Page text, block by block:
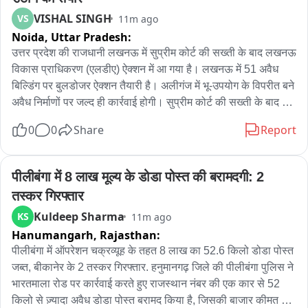
VS VISHAL SINGH 11m ago
Noida, Uttar Pradesh:
उत्तर प्रदेश की राजधानी लखनऊ में सुप्रीम कोर्ट की सख्ती के बाद लखनऊ
विकास प्राधिकरण (एलडीए) ऐक्शन में आ गया है। लखनऊ में 51 अवैध
बिल्डिंग पर बुलडोजर ऐक्शन तैयारी है। अलीगंज में भू-उपयोग के विपरीत बने
अवैध निर्माणों पर जल्द ही कार्रवाई होगी। सुप्रीम कोर्ट की सख्ती के बाद
तहत विहित प्राधिकारी न्यायालय से अवैध निर्माण से सम्बंधित फाइलें
रिपोर्ट प्रस्तुत करते हुए अवगत कराया गया कि अलीगंज क्षेत्र में आवासीय
भू-उपयोग में मानकों के विपरीत बने 51 व्यावसायिक निर्माण चिह्नित किए गए
हैं। न्यायालय ने उक्त समस्त प्रकरणों में की गयी कार्रवाई की स्थिति स्पष्ट
करने के निर्देश दिये हैं। इसके साथ ही सर्वोच्च न्यायालय की टीम शहर में
आकर अलीगंज क्षेत्र में अवैध निर्माणों का सर्वे करेगी।
0 0 Share Report
पीलीबंगा में 8 लाख मूल्य के डोडा पोस्त की बरामदगी: 2
तस्कर गिरफ्तार
KS Kuldeep Sharma 11m ago
Hanumangarh, Rajasthan:
पीलीबंगा में ऑपरेशन चक्रव्यूह के तहत 8 लाख का 52.6 किलो डोडा पोस्त
जब्त, बीकानेर के 2 तस्कर गिरफ्तार. हनुमानगढ़ जिले की पीलीबंगा पुलिस ने
भारतमाला रोड पर कार्रवाई करते हुए राजस्थान नंबर की एक कार से 52
किलो से ज़्यादा अवैध डोडा पोस्त बरामद किया है, जिसकी बाजार कीमत